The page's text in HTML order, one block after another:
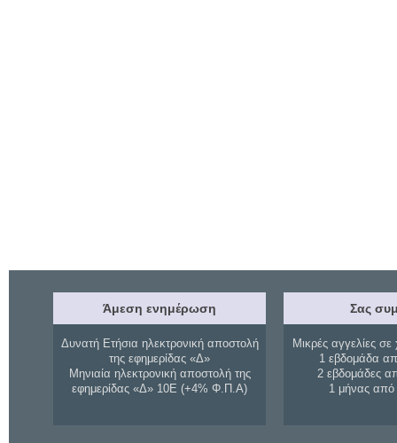
Άμεση ενημέρωση
Δυνατή Ετήσια ηλεκτρονική αποστολή
της εφημερίδας «Δ»
Μηνιαία ηλεκτρονική αποστολή της
εφημερίδας «Δ» 10Ε (+4% Φ.Π.Α)
Σας
Μικρές αγγελίες σε
1 εβδομάδα
2 εβδομάδες
1 μήνας